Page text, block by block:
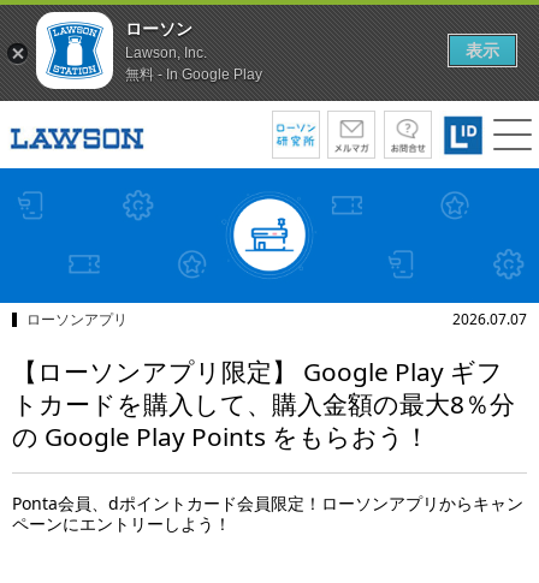
ローソンアプリ 2026.07.07
【ローソンアプリ限定】 Google Play ギフ
トカードを購入して、購入金額の最大8％分
の Google Play Points をもらおう！
Ponta会員、dポイントカード会員限定！ローソンアプリからキャン
ペーンにエントリーしよう！
ローソン
Lawson, Inc.
無料 - In Google Play
表示